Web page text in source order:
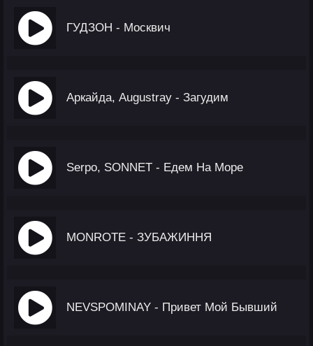
ГУДЗОН - Москвич
Аркайда, Augustray - Загудим
Serpo, SONNET - Едем На Море
MONROTE - ЗУБАЖИННЯ
NEVSPOMINAY - Привет Мой Бывший